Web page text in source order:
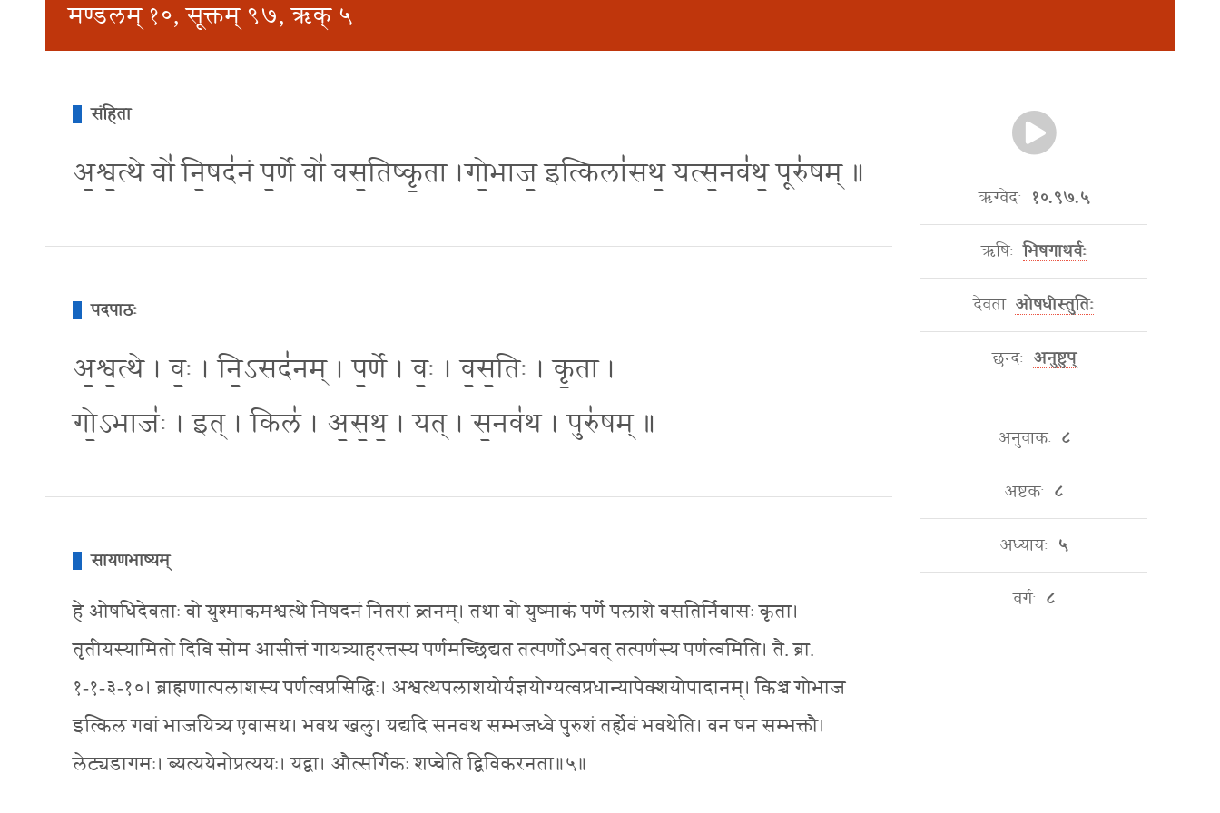
मण्डलम् १०, सूक्तम् ९७, ऋक् ५
संहिता
अ॒श्व॒त्थे वो॑ नि॒षद॑नं प॒र्णे वो॑ वस॒तिष्कृ॒ता ।गो॒भाज॒ इत्किला॑सथ॒ यत्स॒नव॑थ॒ पूरु॑षम् ॥
पदपाठः
अ॒श्व॒त्थे । वः॒ । नि॒ऽसद॑नम् । प॒र्णे । वः॒ । व॒स॒तिः । कृ॒ता ।
गो॒ऽभाजः॑ । इत् । किल॑ । अ॒स॒थ॒ । यत् । स॒नव॑थ । पुरु॑षम् ॥
सायणभाष्यम्
हे ओषधिदेवताः वो युश्माकमश्वत्थे निषदनं नितरां व्र्तनम्। तथा वो युष्माकं पर्णे पलाशे वसतिर्निवासः कृता।
तृतीयस्यामितो दिवि सोम आसीत्तं गायत्र्याहरत्तस्य पर्णमच्छिद्यत तत्पर्णोऽभवत् तत्पर्णस्य पर्णत्वमिति। तै. ब्रा.
१-१-३-१०। ब्राह्मणात्पलाशस्य पर्णत्वप्रसिद्धिः। अश्वत्थपलाशयोर्यज्ञयोग्यत्वप्रधान्यापेक्शयोपादानम्। किञ्च गोभाज
इत्किल गवां भाजयित्र्य एवासथ। भवथ खलु। यद्यदि सनवथ सम्भजध्वे पुरुशं तर्ह्येवं भवथेति। वन षन सम्भक्तौ।
लेट्यडागमः। ब्यत्ययेनोप्रत्ययः। यद्वा। औत्सर्गिकः शप्चेति द्विविकरनता॥५॥
ऋग्वेदः १०.९७.५
ऋषिः भिषगाथर्वः
देवता ओषधीस्तुतिः
छन्दः अनुष्टुप्
अनुवाकः ८
अष्टकः ८
अध्यायः ५
वर्गः ८